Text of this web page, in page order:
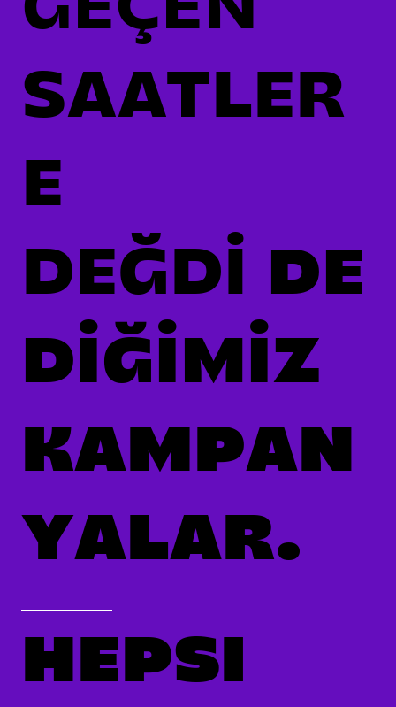
SAATLER
E
DEĞDİ DE
DİĞİMİZ
KAMPAN
YALAR.
HEPSI